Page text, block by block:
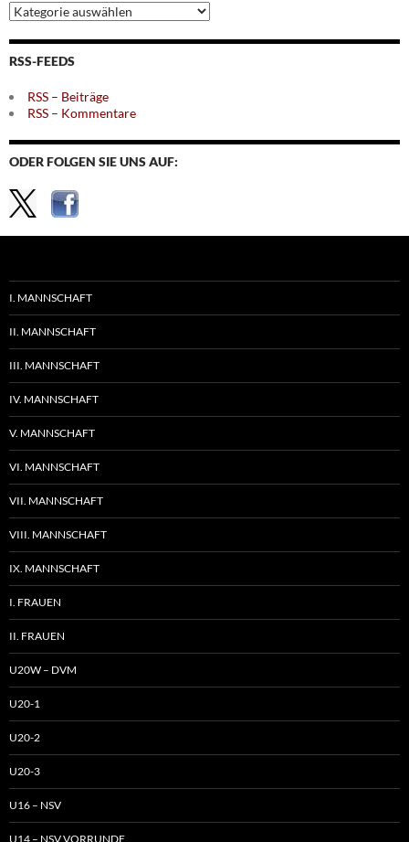
Archiv
nach
Themen
RSS-FEEDS
RSS – Beiträge
RSS – Kommentare
ODER FOLGEN SIE UNS AUF:
I. MANNSCHAFT
II. MANNSCHAFT
III. MANNSCHAFT
IV. MANNSCHAFT
V. MANNSCHAFT
VI. MANNSCHAFT
VII. MANNSCHAFT
VIII. MANNSCHAFT
IX. MANNSCHAFT
I. FRAUEN
II. FRAUEN
U20W – DVM
U20-1
U20-2
U20-3
U16 – NSV
U14 – NSV VORRUNDE